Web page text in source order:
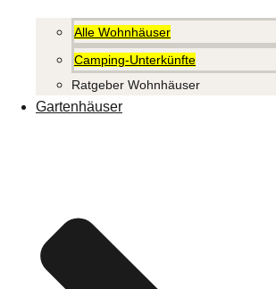
Alle Wohnhäuser
Camping-Unterkünfte
Ratgeber Wohnhäuser
Gartenhäuser